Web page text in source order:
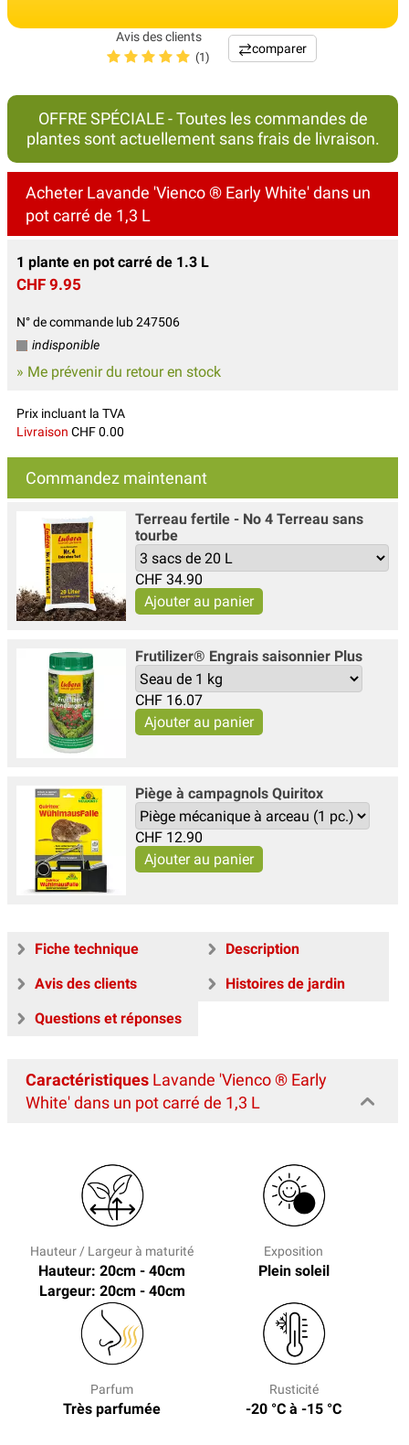
Avis des clients
(1)
comparer
OFFRE SPÉCIALE - Toutes les commandes de
plantes sont actuellement sans frais de livraison.
Acheter Lavande 'Vienco ® Early White' dans un
pot carré de 1,3 L
1 plante en pot carré de 1.3 L
CHF 9.95
N° de commande lub 247506
indisponible
» Me prévenir du retour en stock
Prix incluant la TVA
Livraison CHF 0.00
Commandez maintenant
Terreau fertile - No 4 Terreau sans
tourbe
CHF 34.90
Frutilizer® Engrais saisonnier Plus
CHF 16.07
Piège à campagnols Quiritox
CHF 12.90
Fiche technique
Description
Avis des clients
Histoires de jardin
Questions et réponses
Caractéristiques Lavande 'Vienco ® Early
White' dans un pot carré de 1,3 L
Hauteur / Largeur à maturité
Hauteur: 20cm - 40cm
Largeur: 20cm - 40cm
Exposition
Plein soleil
Parfum
Très parfumée
Rusticité
-20 °C à -15 °C